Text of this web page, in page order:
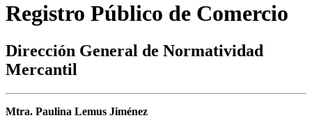
Registro Público de Comercio
Dirección General de Normatividad
Mercantil
Mtra. Paulina Lemus Jiménez